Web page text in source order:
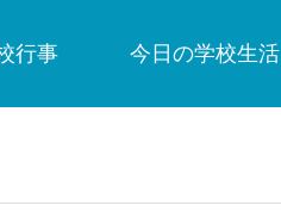
行事 今日の学校生活